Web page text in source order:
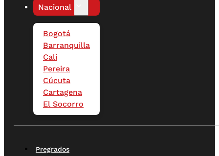
Nacional
Bogotá
Barranquilla
Cali
Pereira
Cúcuta
Cartagena
El Socorro
Pregrados